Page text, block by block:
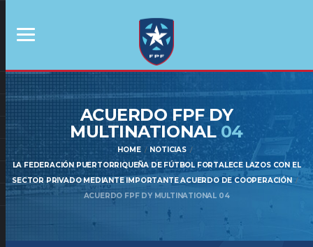
ACUERDO FPF DY
MULTINATIONAL 04
HOME
NOTICIAS
LA FEDERACIÓN PUERTORRIQUEÑA DE FÚTBOL FORTALECE LAZOS CON EL
SECTOR PRIVADO MEDIANTE IMPORTANTE ACUERDO DE COOPERACIÓN
ACUERDO FPF DY MULTINATIONAL 04